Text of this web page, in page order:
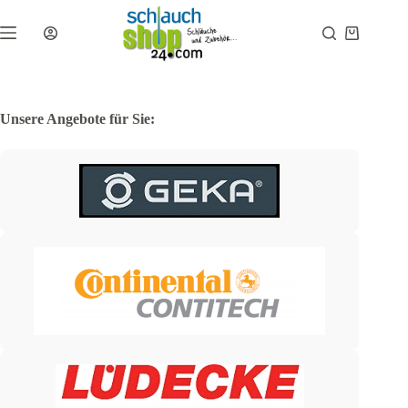
Inhalt
springen
Warenkorb
Unsere Angebote für Sie: